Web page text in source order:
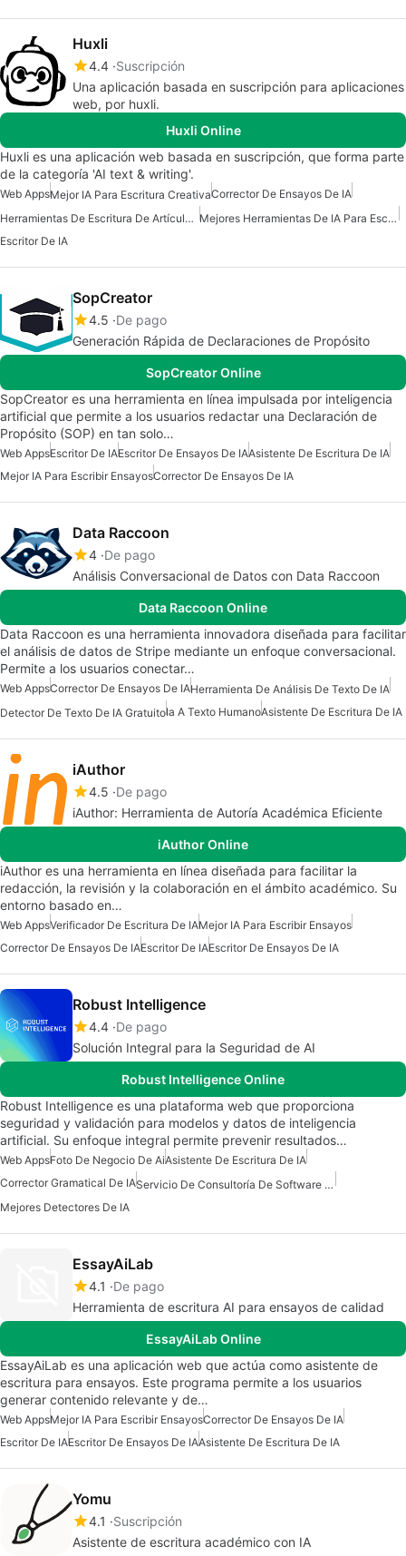
Huxli
4.4 Suscripción
Una aplicación basada en suscripción para aplicaciones
web, por huxli.
Huxli Online
Huxli es una aplicación web basada en suscripción, que forma parte
de la categoría 'AI text & writing'.
Web AppsMejor IA Para Escritura CreativaCorrector De Ensayos De IA
Herramientas De Escritura De Artículos De IA
Mejores Herramientas De IA Para Escritores
Escritor De IA
SopCreator
4.5 De pago
Generación Rápida de Declaraciones de Propósito
SopCreator Online
SopCreator es una herramienta en línea impulsada por inteligencia
artificial que permite a los usuarios redactar una Declaración de
Propósito (SOP) en tan solo…
Web AppsEscritor De IAEscritor De Ensayos De IAAsistente De Escritura De IA
Mejor IA Para Escribir EnsayosCorrector De Ensayos De IA
Data Raccoon
4 De pago
Análisis Conversacional de Datos con Data Raccoon
Data Raccoon Online
Data Raccoon es una herramienta innovadora diseñada para facilitar
el análisis de datos de Stripe mediante un enfoque conversacional.
Permite a los usuarios conectar…
Web AppsCorrector De Ensayos De IAHerramienta De Análisis De Texto De IA
Detector De Texto De IA GratuitoIa A Texto HumanoAsistente De Escritura De IA
iAuthor
4.5 De pago
iAuthor: Herramienta de Autoría Académica Eficiente
iAuthor Online
iAuthor es una herramienta en línea diseñada para facilitar la
redacción, la revisión y la colaboración en el ámbito académico. Su
entorno basado en…
Web AppsVerificador De Escritura De IAMejor IA Para Escribir Ensayos
Corrector De Ensayos De IAEscritor De IAEscritor De Ensayos De IA
Robust Intelligence
4.4 De pago
Solución Integral para la Seguridad de AI
Robust Intelligence Online
Robust Intelligence es una plataforma web que proporciona
seguridad y validación para modelos y datos de inteligencia
artificial. Su enfoque integral permite prevenir resultados…
Web AppsFoto De Negocio De AiAsistente De Escritura De IA
Corrector Gramatical De IA
Servicio De Consultoría De Software De IA
Mejores Detectores De IA
EssayAiLab
4.1
De pago
Herramienta de escritura AI para ensayos de calidad
EssayAiLab Online
EssayAiLab es una aplicación web que actúa como asistente de
escritura para ensayos. Este programa permite a los usuarios
generar contenido relevante y de…
Web AppsMejor IA Para Escribir EnsayosCorrector De Ensayos De IA
Escritor De IAEscritor De Ensayos De IAAsistente De Escritura De IA
Yomu
4.1
Suscripción
Asistente de escritura académico con IA